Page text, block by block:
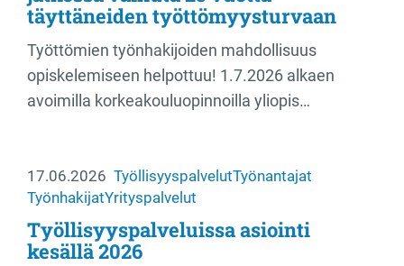
täyttäneiden työttömyysturvaan
Työttömien työnhakijoiden mahdollisuus
opiskelemiseen helpottuu! 1.7.2026 alkaen
avoimilla korkeakouluopinnoilla yliopis…
17.06.2026 TyöllisyyspalvelutTyönantajat
TyönhakijatYrityspalvelut
Työllisyyspalveluissa asiointi
kesällä 2026